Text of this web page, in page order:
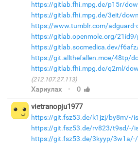
https://gitlab.fhi.mpg.de/p15r/
https://gitlab.fhi.mpg.de/3eit/
https://www.tumblr.com/adguard-
https://gitlab.openmole.org/
https://gitlab.socmedica.dev/
https://git.allthefallen.moe/48tp/
https://gitlab.fhi.mpg.de/q2ml/
(212.107.27.113)
Хариулах · 0
vietranopju1977
https://git.fsz53.de/k1jzj/by8m/-/
https://git.fsz53.de/rv823/t9sd/-/
https://git.fsz53.de/3kyyp/